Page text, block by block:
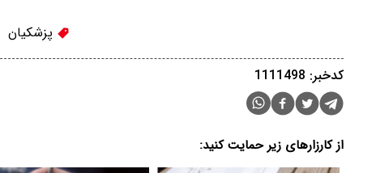
پزشکیان
کدخبر: 1111498
از کارزارهای زیر حمایت کنید: